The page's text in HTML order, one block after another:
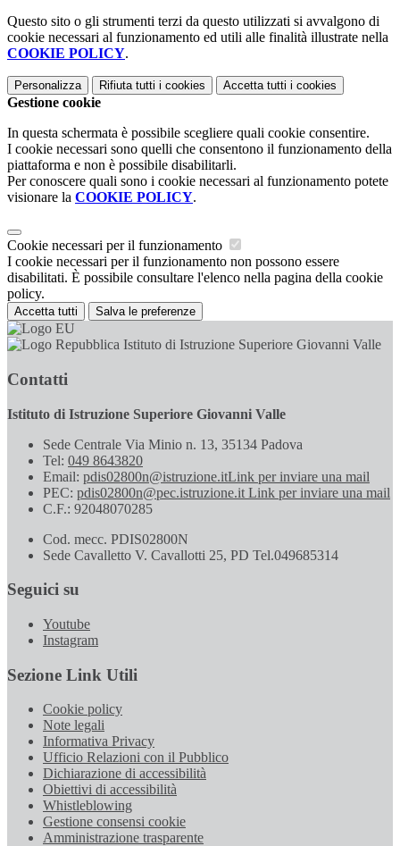
Questo sito o gli strumenti terzi da questo utilizzati si avvalgono di
cookie necessari al funzionamento ed utili alle finalità illustrate nella
COOKIE POLICY.
Personalizza Rifiuta tutti i cookies Accetta tutti i cookies
Gestione cookie
In questa schermata è possibile scegliere quali cookie consentire.
I cookie necessari sono quelli che consentono il funzionamento della
piattaforma e non è possibile disabilitarli.
Per conoscere quali sono i cookie necessari al funzionamento potete
visionare la COOKIE POLICY.
Cookie necessari per il funzionamento
I cookie necessari per il funzionamento non possono essere
disabilitati. È possibile consultare l'elenco nella pagina della cookie
policy.
Accetta tutti Salva le preferenze
Istituto di Istruzione Superiore Giovanni Valle
Contatti
Istituto di Istruzione Superiore Giovanni Valle
Sede Centrale Via Minio n. 13, 35134 Padova
Tel: 049 8643820
Email: pdis02800n@istruzione.itLink per inviare una mail
PEC: pdis02800n@pec.istruzione.it Link per inviare una mail
C.F.: 92048070285
Cod. mecc. PDIS02800N
Sede Cavalletto V. Cavallotti 25, PD Tel.049685314
Seguici su
Youtube
Instagram
Sezione Link Utili
Cookie policy
Note legali
Informativa Privacy
Ufficio Relazioni con il Pubblico
Dichiarazione di accessibilità
Obiettivi di accessibilità
Whistleblowing
Gestione consensi cookie
Amministrazione trasparente